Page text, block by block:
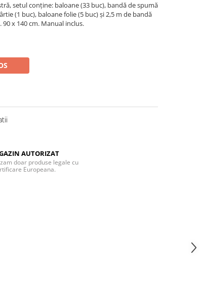
setul conține: baloane (33 buc), bandă de spumă
(1 buc), baloane folie (5 buc) și 2,5 m de bandă
x 140 cm. Manual inclus.
AUTORIZAT
doar produse legale cu
Europeana.